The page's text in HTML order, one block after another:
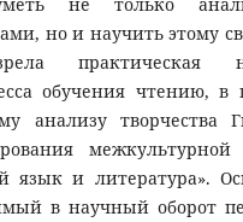
но и научить этому
практическая
обучения чтению, в
анализу творчества
межкультурной
язык и литература».
в научный оборот